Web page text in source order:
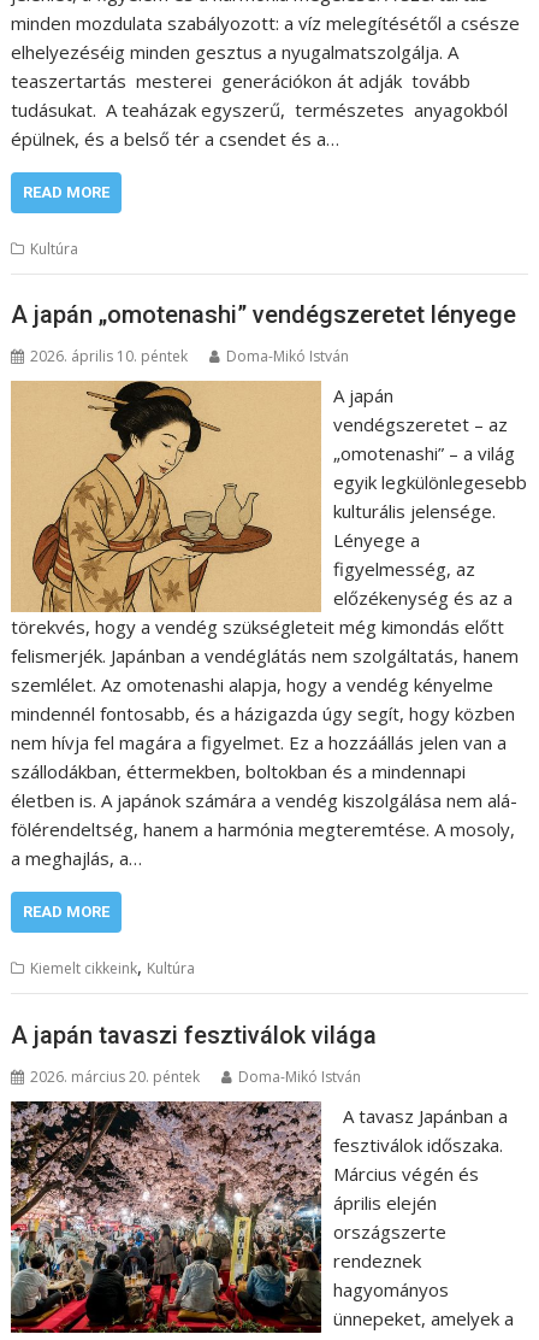
minden mozdulata szabályozott: a víz melegítésétől a csésze
elhelyezéséig minden gesztus a nyugalmatszolgálja. A
teaszertartás mesterei generációkon át adják tovább
tudásukat. A teaházak egyszerű, természetes anyagokból
épülnek, és a belső tér a csendet és a…
READ MORE
Kultúra
A japán „omotenashi” vendégszeretet lényege
2026. április 10. péntek Doma-Mikó István
A japán
vendégszeretet – az
„omotenashi” – a világ
egyik legkülönlegesebb
kulturális jelensége.
Lényege a
figyelmesség, az
előzékenység és az a
törekvés, hogy a vendég szükségleteit még kimondás előtt
felismerjék. Japánban a vendéglátás nem szolgáltatás, hanem
szemlélet. Az omotenashi alapja, hogy a vendég kényelme
mindennél fontosabb, és a házigazda úgy segít, hogy közben
nem hívja fel magára a figyelmet. Ez a hozzáállás jelen van a
szállodákban, éttermekben, boltokban és a mindennapi
életben is. A japánok számára a vendég kiszolgálása nem alá-
fölérendeltség, hanem a harmónia megteremtése. A mosoly,
a meghajlás, a…
READ MORE
Kiemelt cikkeink, Kultúra
A japán tavaszi fesztiválok világa
2026. március 20. péntek Doma-Mikó István
A tavasz Japánban a
fesztiválok időszaka.
Március végén és
április elején
országszerte
rendeznek
hagyományos
ünnepeket, amelyek a